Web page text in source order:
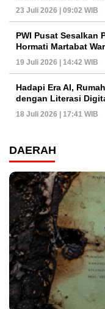
23 Juli 2026 | 09:02 WIB
PWI Pusat Sesalkan
Hormati Martabat
19 Juli 2026 | 14:42 WIB
Hadapi Era AI,
dengan Literasi
18 Juli 2026 | 17:41 WIB
DAERAH